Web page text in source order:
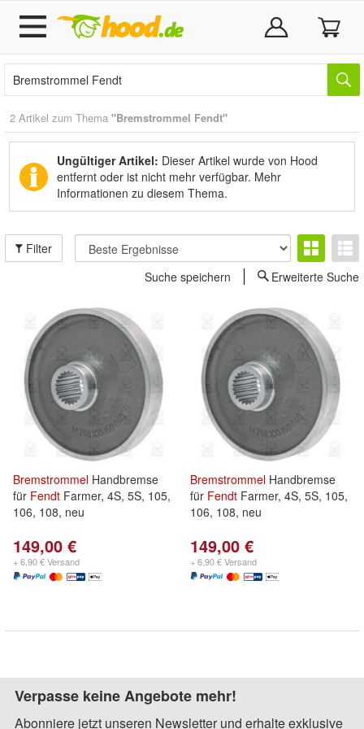
2 Artikel zum Thema "Bremstrommel Fendt"
Ungültiger Artikel: Dieser Artikel wurde von Hood
entfernt oder ist nicht mehr verfügbar. Mehr
Informationen zu diesem Thema.
Filter
Suche speichern
Erweiterte Suche
Bremstrommel Handbremse
für Fendt Farmer, 4S, 5S, 105,
106, 108, neu
149,00 €
+ 6,90 € Versand
Bremstrommel Handbremse
für Fendt Farmer, 4S, 5S, 105,
106, 108, neu
149,00 €
+ 6,90 € Versand
Verpasse keine Angebote mehr!
Abonniere jetzt unseren Newsletter und erhalte exklusive